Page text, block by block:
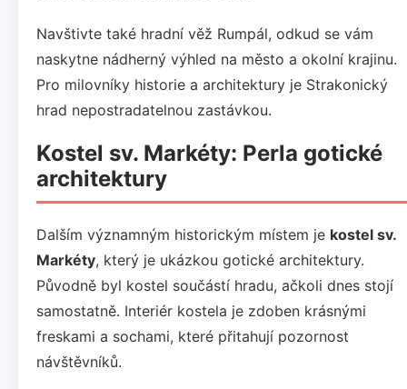
Navštivte také hradní věž Rumpál, odkud se vám
naskytne nádherný výhled na město a okolní krajinu.
Pro milovníky historie a architektury je Strakonický
hrad nepostradatelnou zastávkou.
Kostel sv. Markéty: Perla gotické
architektury
Dalším významným historickým místem je kostel sv.
Markéty, který je ukázkou gotické architektury.
Původně byl kostel součástí hradu, ačkoli dnes stojí
samostatně. Interiér kostela je zdoben krásnými
freskami a sochami, které přitahují pozornost
návštěvníků.